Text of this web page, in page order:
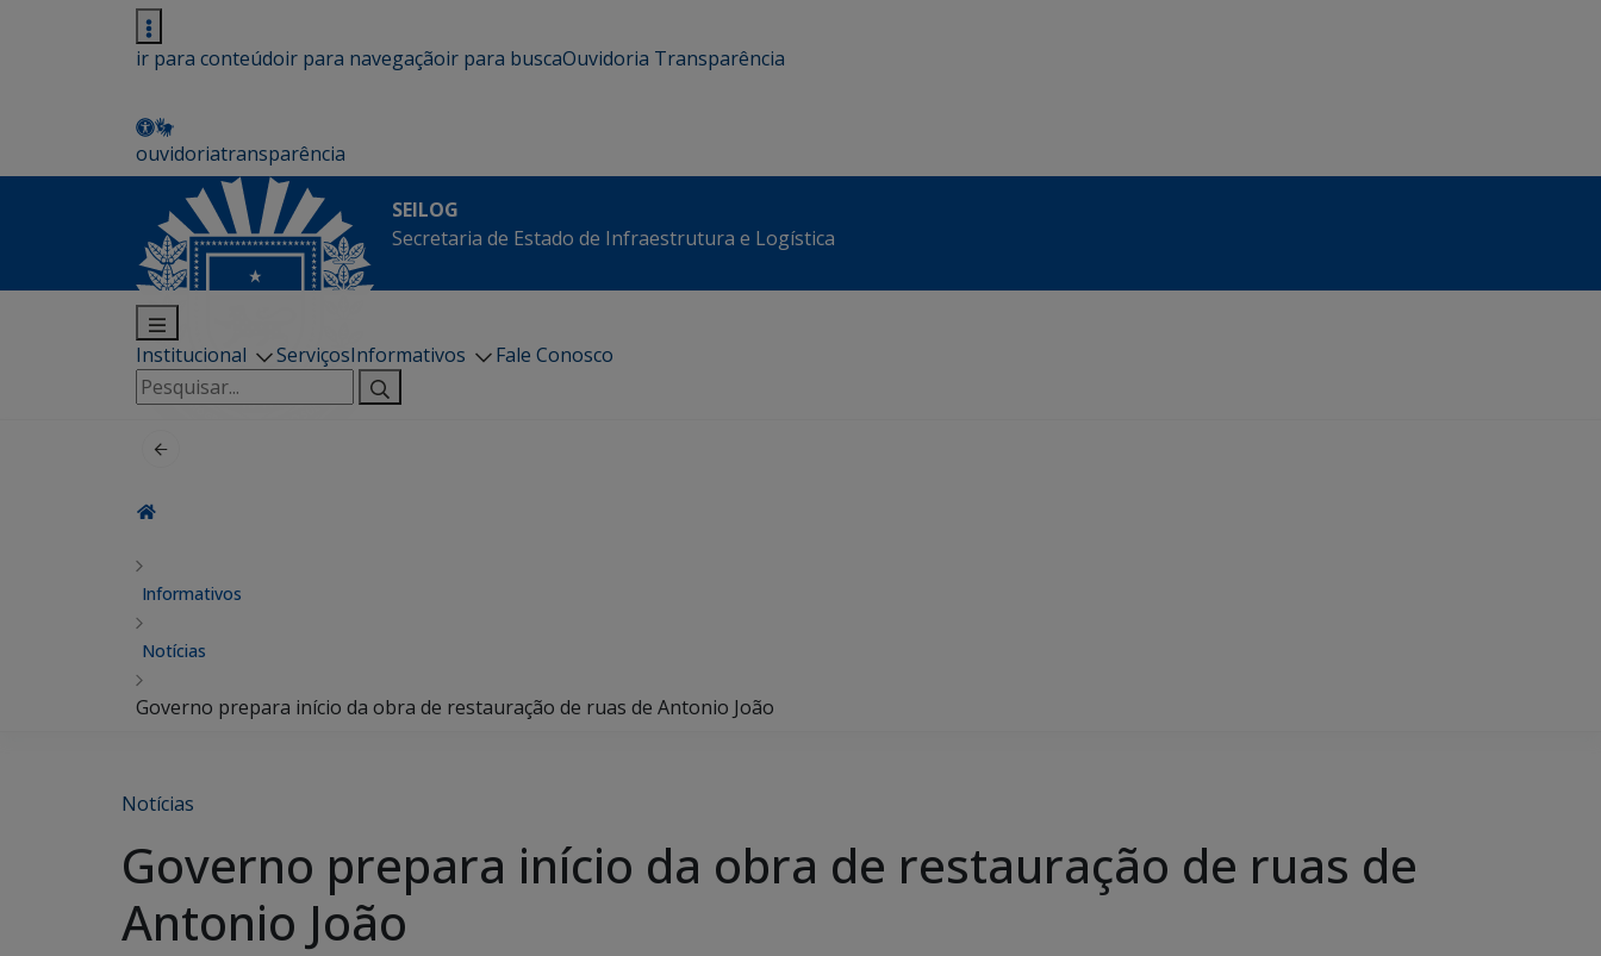
ir para conteúdoir para navegaçãoir para buscaOuvidoria Transparência
ouvidoriatransparência
SEILOG
Secretaria de Estado de Infraestrutura e Logística
Institucional ServiçosInformativos
Fale Conosco
Pesquisar
por:
Informativos
Notícias
Governo prepara início da obra de restauração de ruas de Antonio João
Notícias
Governo prepara início da obra de restauração de ruas de
Antonio João